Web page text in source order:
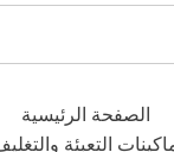
الصفحة الرئيسية
التعبئة